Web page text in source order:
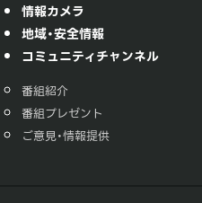
情報カメラ
地域・安全情報
コミュニティチャンネル
番組紹介
番組プレゼント
ご意見・情報提供